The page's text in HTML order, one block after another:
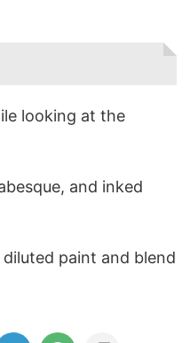
looking at the
and inked
paint and blend